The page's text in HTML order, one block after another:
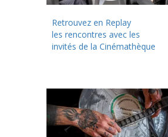
Retrouvez en Replay
les rencontres avec les
invités de la Cinémathèque